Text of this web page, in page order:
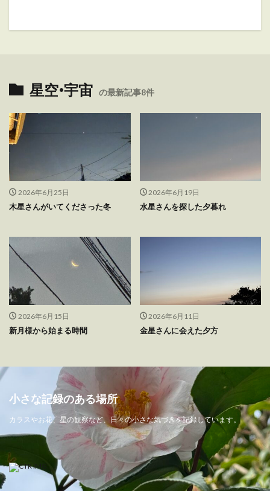
星空•宇宙 の最新記事8件
2026年6月25日
木星さんがいてくださった冬
2026年6月19日
水星さんを探した夕暮れ
2026年6月15日
新月様から始まる時間
2026年6月11日
金星さんに会えた夕方
小さな記録のある場所
カラスやお花、星の観察など、日々の小さな気づきを記録しています。